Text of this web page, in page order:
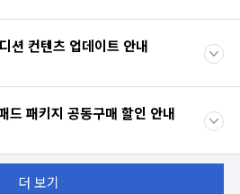
션 컨텐츠 업데이트 안내
패키지 공동구매 할인 안내
더 보기